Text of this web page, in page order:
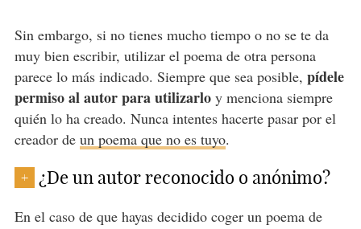
Sin embargo, si no tienes mucho tiempo o no se te da
muy bien escribir, utilizar el poema de otra persona
parece lo más indicado. Siempre que sea posible, pídele
permiso al autor para utilizarloy menciona siempre
quién lo ha creado. Nunca intentes hacerte pasar por el
creador de un poema que no es tuyo.
+ ¿De un autor reconocido o anónimo?
En el caso de que hayas decidido coger un poema de